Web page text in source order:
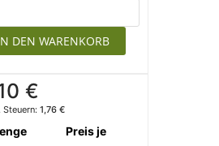
DEN WARENKORB
€
1,76 €
Preis je